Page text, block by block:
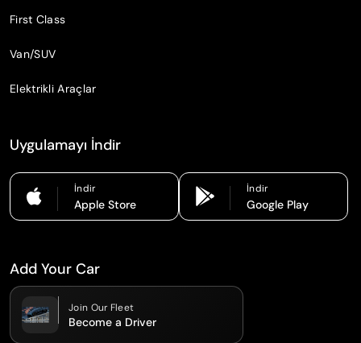
First Class
Van/SUV
Elektrikli Araçlar
Uygulamayı İndir
İndir
Apple Store
İndir
Google Play
Add Your Car
Join Our Fleet
Become a Driver